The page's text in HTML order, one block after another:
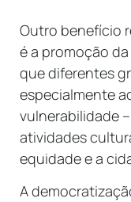
Outro benefício
é a promoção
que diferentes
especialmente
vulnerabilidade
atividades
equidade e a
A